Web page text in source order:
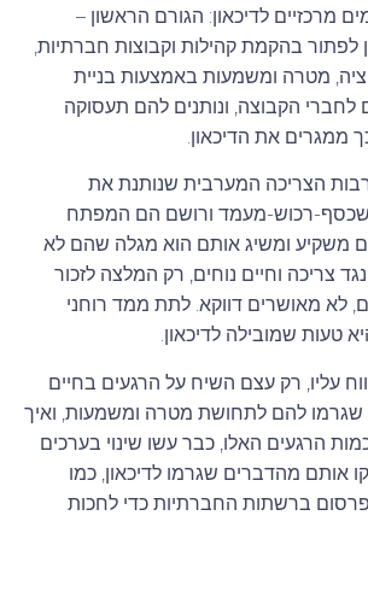
מרכזיים לדיכאון: הגורם הראשון –
לפתור בהקמת קהילות וקבוצות חברתיות,
מטרה ומשמעות באמצעות בניית
לחברי הקבוצה, ונותנים להם תעסוקה
ממגרים את הדיכאון.
הצריכה המערבית שנותנת את
רכוש-מעמד ורושם הם המפתח
משקיע ומשיג אותם הוא מגלה שהם לא
צריכה וחיים נוחים, רק המלצה לזכור
לא מאושרים דווקא. לתת ממד רוחני
טעות שמובילה לדיכאון.
עליו, רק עצם השיח על הרגעים בחיים
שגרמו להם לתחושת מטרה ומשמעות, ואיך
הרגעים האלו, כבר עשו שינוי בערכים
אותם מהדברים שגרמו לדיכאון, כמו
ברשתות החברתיות כדי לחכות